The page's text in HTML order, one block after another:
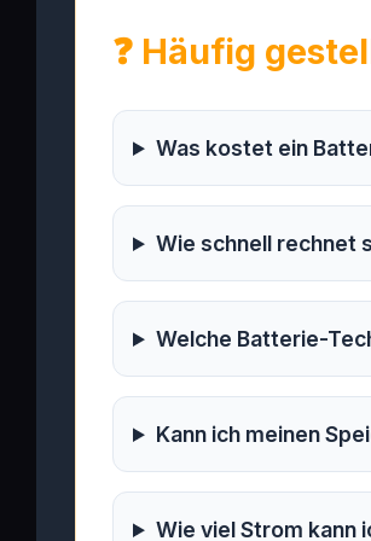
❓ Häufig
Was kostet ein
Wie schnell rechnet
Welche Batterie-
Kann ich meinen
Wie viel Strom kann